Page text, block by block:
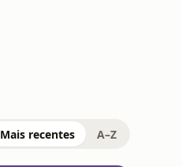
Mais recentes A–Z